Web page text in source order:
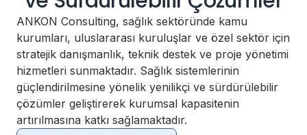
ANKON Consulting, sağlık sektöründe kamu
kurumları, uluslararası kuruluşlar ve özel sektör için
stratejik danışmanlık, teknik destek ve proje yönetimi
hizmetleri sunmaktadır. Sağlık sistemlerinin
güçlendirilmesine yönelik yenilikçi ve sürdürülebilir
çözümler geliştirerek kurumsal kapasitenin
artırılmasına katkı sağlamaktadır.